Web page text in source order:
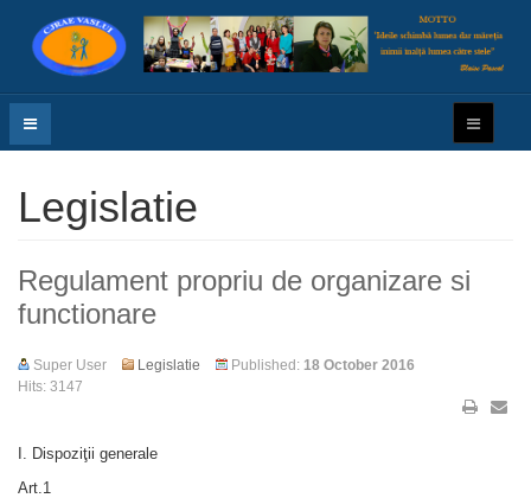
Legislatie
Regulament propriu de organizare si
functionare
Super User Legislatie Published: 18 October 2016
Hits: 3147
I. Dispoziţii generale
Art.1